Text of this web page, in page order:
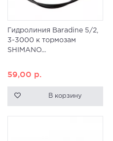
Гидролиния Baradine 5/2,
3-3000 к тормозам
SHIMANO...
59,00 р.
В корзину